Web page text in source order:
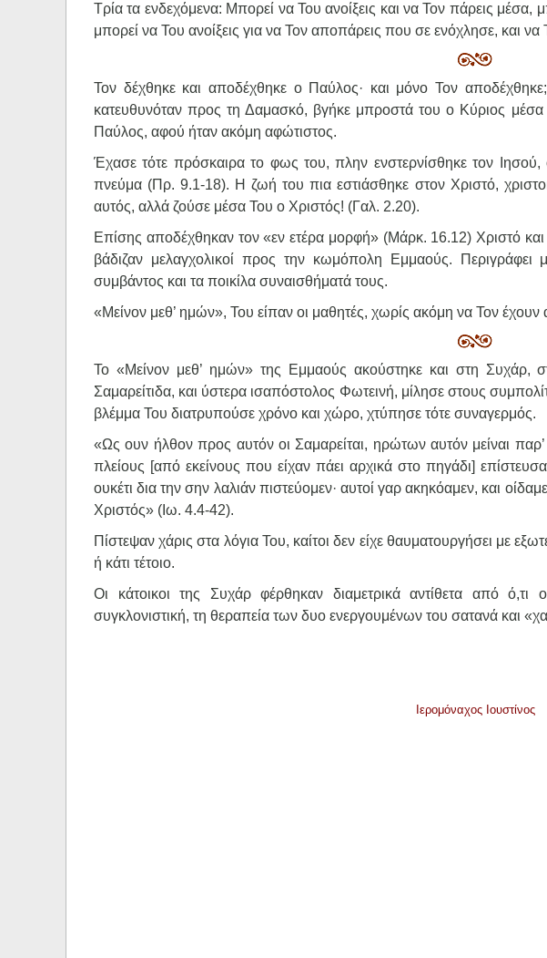
Τρία τα ενδεχόμενα: Μπορεί να Του ανοίξεις και να Τον πάρεις μέσα,
μπορεί να Του ανοίξεις για να Τον αποπάρεις που σε ενόχλησε, και
Τον δέχθηκε και αποδέχθηκε ο Παύλος· και μόνο Τον
κατευθυνόταν προς τη Δαμασκό, βγήκε μπροστά του ο Κύριος μέσα
Παύλος, αφού ήταν ακόμη αφώτιστος.
Έχασε τότε πρόσκαιρα το φως του, πλην ενστερνίσθηκε τον
πνεύμα (Πρ. 9.1-18). Η ζωή του πια εστιάσθηκε στον Χριστό,
αυτός, αλλά ζούσε μέσα Του ο Χριστός! (Γαλ. 2.20).
Επίσης αποδέχθηκαν τον «εν ετέρα μορφή» (Μάρκ. 16.12) Χριστό
βάδιζαν μελαγχολικοί προς την κωμόπολη Εμμαούς. Περιγράφει
συμβάντος και τα ποικίλα συναισθήματά τους.
«Μείνον μεθ’ ημών», Του είπαν οι μαθητές, χωρίς ακόμη να Τον έχουν
Το «Μείνον μεθ’ ημών» της Εμμαούς ακούστηκε και στη Συχάρ,
Σαμαρείτιδα, και ύστερα ισαπόστολος Φωτεινή, μίλησε στους
βλέμμα Του διατρυπούσε χρόνο και χώρο, χτύπησε τότε συναγερμός.
«Ως ουν ήλθον προς αυτόν οι Σαμαρείται, ηρώτων αυτόν μείναι παρ’
πλείους [από εκείνους που είχαν πάει αρχικά στο πηγάδι]
ουκέτι δια την σην λαλιάν πιστεύομεν· αυτοί γαρ ακηκόαμεν, και
Χριστός» (Ιω. 4.4-42).
Πίστεψαν χάρις στα λόγια Του, καίτοι δεν είχε θαυματουργήσει με
ή κάτι τέτοιο.
Οι κάτοικοι της Συχάρ φέρθηκαν διαμετρικά αντίθετα από ό,τι
συγκλονιστική, τη θεραπεία των δυο ενεργουμένων του σατανά και
Ιερομόναχος Ιουστίνος